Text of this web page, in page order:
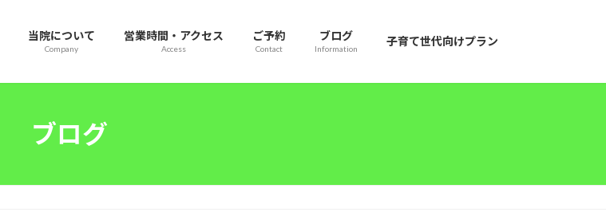
当院について
Company
営業時間・アクセス
Access
ご予約
Contact
ブログ
Information
子育て世代向けプラン
ブログ